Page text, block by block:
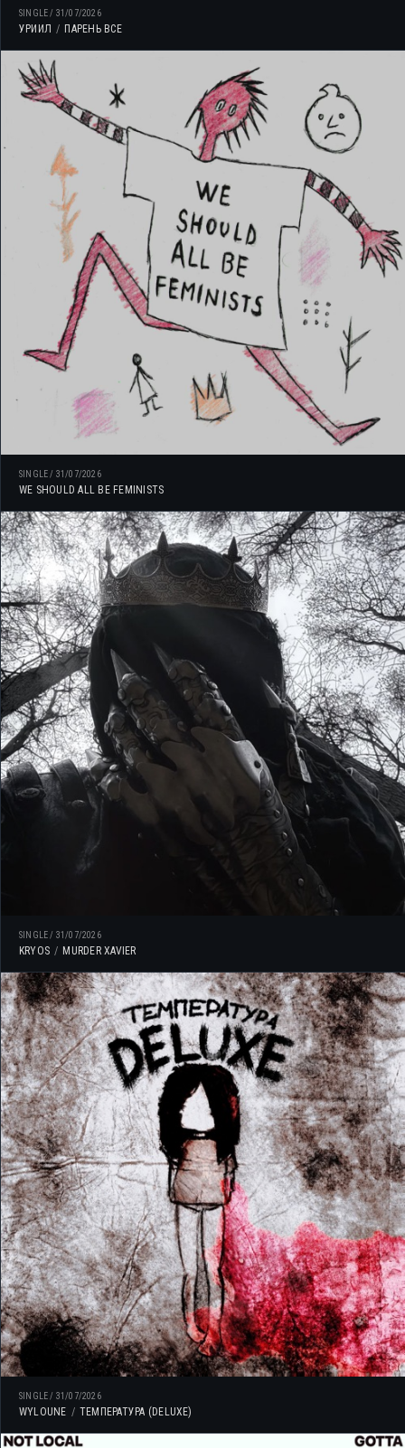
SINGLE/ 31/07/2026
УРИИЛ ПАРЕНЬ ВСЕ
SINGLE/ 31/07/2026
WE SHOULD ALL BE FEMINISTS
SINGLE/ 31/07/2026
KRYOS MURDER XAVIER
SINGLE/ 31/07/2026
WYLOUNE ТЕМПЕРАТУРА (DELUXE)